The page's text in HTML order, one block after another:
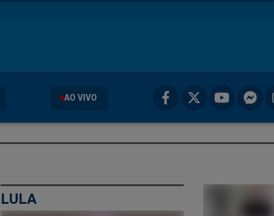
AO VIVO
LULA